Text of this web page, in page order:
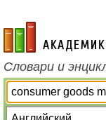
academic.ru
Словари и